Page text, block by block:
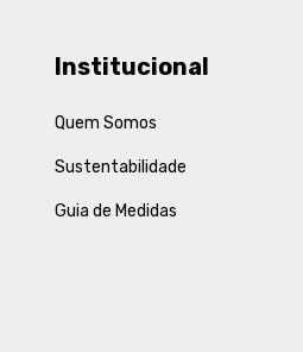
Institucional
Quem Somos
Sustentabilidade
Guia de Medidas